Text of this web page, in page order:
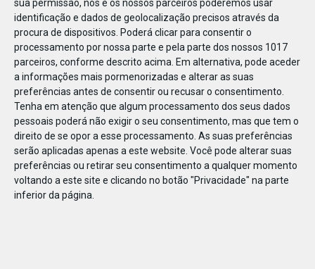
sua permissão, nós e os nossos parceiros poderemos usar
identificação e dados de geolocalização precisos através da
procura de dispositivos. Poderá clicar para consentir o
processamento por nossa parte e pela parte dos nossos 1017
parceiros, conforme descrito acima. Em alternativa, pode aceder
a informações mais pormenorizadas e alterar as suas
preferências antes de consentir ou recusar o consentimento.
Tenha em atenção que algum processamento dos seus dados
pessoais poderá não exigir o seu consentimento, mas que tem o
direito de se opor a esse processamento. As suas preferências
serão aplicadas apenas a este website. Você pode alterar suas
preferências ou retirar seu consentimento a qualquer momento
voltando a este site e clicando no botão "Privacidade" na parte
inferior da página.
43867